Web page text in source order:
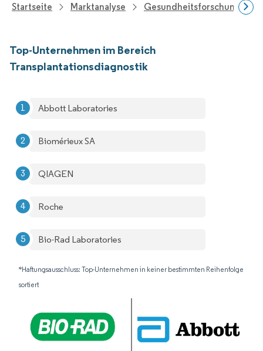
Startseite Marktanalyse Gesundheitsforschung
Top-Unternehmen im Bereich
Transplantationsdiagnostik
Abbott Laboratories
Biomérieux SA
QIAGEN
Roche
Bio-Rad Laboratories
*Haftungsausschluss: Top-Unternehmen in keiner bestimmten Reihenfolge
sortiert